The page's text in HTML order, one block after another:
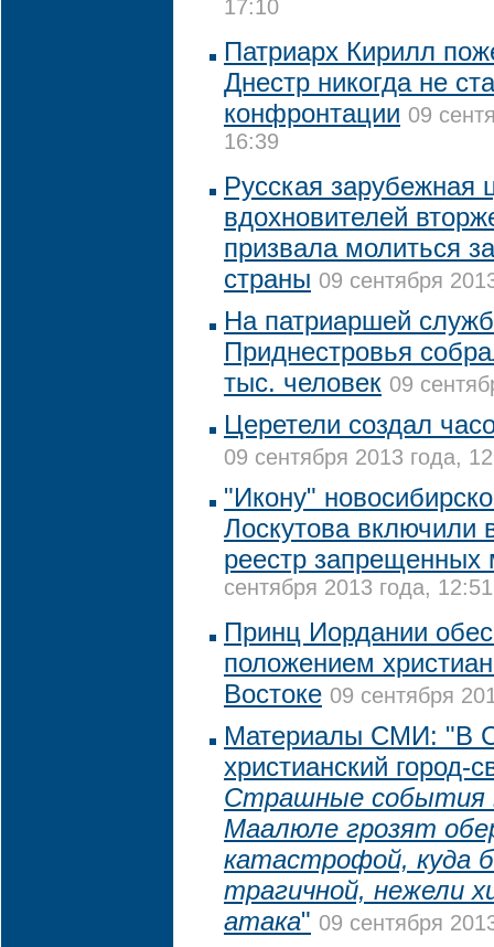
17:10
Патриарх Кирилл
Днестр никогда не
конфронтации 09
16:39
Русская зарубежная
вдохновителей
призвала молиться
страны 09 сентября
На патриаршей
Приднестровья
тыс. человек 09
Церетели создал
09 сентября 2013 года,
"Икону"
Лоскутова включили
реестр запрещенных
сентября 2013 года, 12:51
Принц Иордании
положением
Востоке 09 сентября
Материалы СМИ: "В
христианский город-
Страшные события
Маалюле грозят
катастрофой, куда
трагичной, нежели
атака" 09 сентября